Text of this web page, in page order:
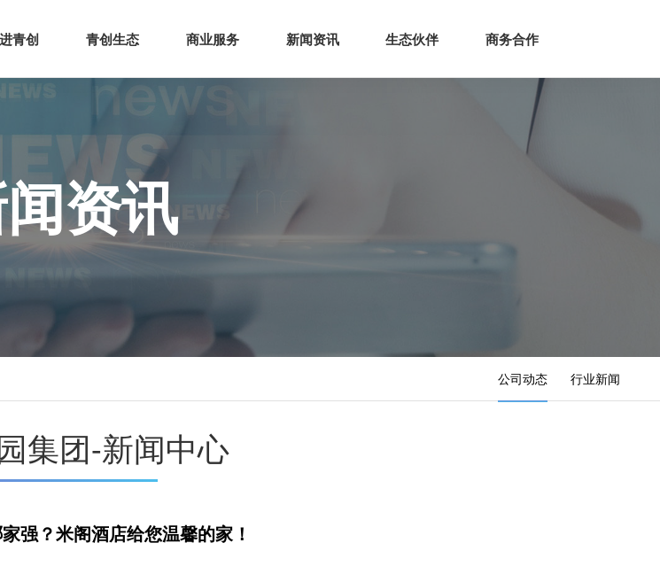
网站首页 走进青创 青创生态 商业服务 新闻资讯 生态伙伴
青创 青创生态 商业服务 新闻资讯 生态伙伴 商务合作
资讯
公司动态 行业新闻
集团-新闻中心
强？米阁酒店给您温馨的家！